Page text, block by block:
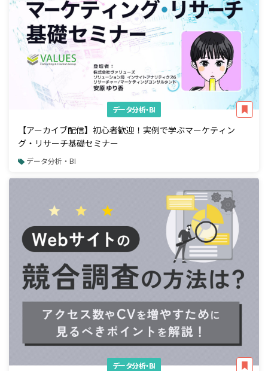
データ分析・BI
【アーカイブ配信】初心者歓迎！実例で学ぶマーケティン
グ・リサーチ基礎セミナー
データ分析・BI
データ分析・BI